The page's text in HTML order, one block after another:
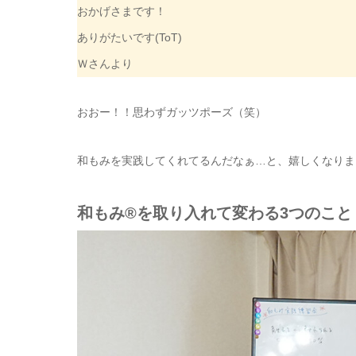
おかげさまです！
ありがたいです(ToT)
Ｗさんより
おおー！！思わずガッツポーズ（笑）
和もみを実践してくれてるんだなぁ…と、嬉しくなり
和もみ®を取り入れて変わる3つのこと